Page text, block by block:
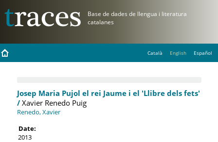
Català English Español
Josep Maria Pujol el rei Jaume i el 'Llibre dels fets'
/Xavier Renedo Puig
Renedo, Xavier
Date:
2013